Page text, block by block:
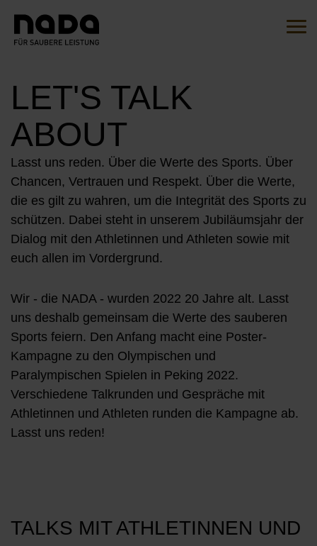
HOME
DIE INITIATIVE
ÜBERSICHT
UNSERE BOTSCHAFTER*INNEN
UNSERE PARTNER*INNEN
AKTIONEN
MITMACHEN
Sie sind hier:
LET'S TALK
ABOUT
Lasst uns reden. Über die Werte des Sports. Über
Chancen, Vertrauen und Respekt. Über die Werte,
die es gilt zu wahren, um die Integrität des Sports zu
schützen. Dabei steht in unserem Jubiläumsjahr der
Dialog mit den Athletinnen und Athleten sowie mit
euch allen im Vordergrund.
Wir - die NADA - wurden 2022 20 Jahre alt. Lasst
uns deshalb gemeinsam die Werte des sauberen
Sports feiern. Den Anfang macht eine Poster-
Kampagne zu den Olympischen und
Paralympischen Spielen in Peking 2022.
Verschiedene Talkrunden und Gespräche mit
Athletinnen und Athleten runden die Kampagne ab.
Lasst uns reden!
TALKS MIT ATHLETINNEN UND